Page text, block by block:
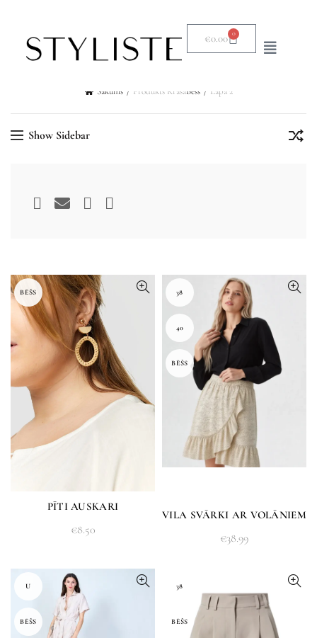
€0.00 0
Sākums Produkts KrāsaBēšs Lapa 2
Show Sidebar
BĒŠS
PĪTI AUSKARI
€8.50
38
40
BĒŠS
VILA SVĀRKI AR VOLĀNIEM
€38.99
U
BĒŠS
38
BĒŠS